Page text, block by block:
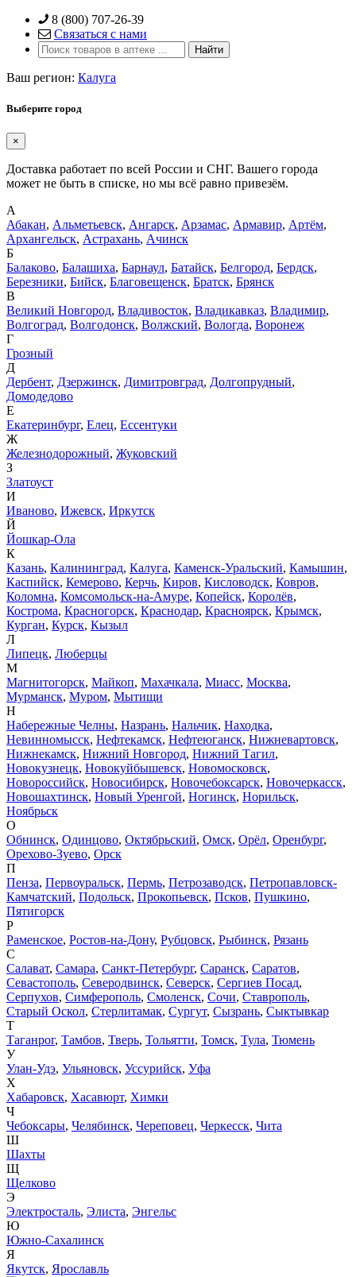
Skip
content
8 (800) 707-26-39
Связаться с нами
Ваш регион: Калуга
Выберите город
×
Доставка работает по всей России и СНГ. Вашего города
может не быть в списке, но мы всё равно привезём.
А
Абакан, Альметьевск, Ангарск, Арзамас, Армавир, Артём,
Архангельск, Астрахань, Ачинск
Б
Балаково, Балашиха, Барнаул, Батайск, Белгород, Бердск,
Березники, Бийск, Благовещенск, Братск, Брянск
В
Великий Новгород, Владивосток, Владикавказ, Владимир,
Волгоград, Волгодонск, Волжский, Вологда, Воронеж
Г
Грозный
Д
Дербент, Дзержинск, Димитровград, Долгопрудный,
Домодедово
Е
Екатеринбург, Елец, Ессентуки
Ж
Железнодорожный, Жуковский
З
Златоуст
И
Иваново, Ижевск, Иркутск
Й
Йошкар-Ола
К
Казань, Калининград, Калуга, Каменск-Уральский, Камышин,
Каспийск, Кемерово, Керчь, Киров, Кисловодск, Ковров,
Коломна, Комсомольск-на-Амуре, Копейск, Королёв,
Кострома, Красногорск, Краснодар, Красноярск, Крымск,
Курган, Курск, Кызыл
Л
Липецк, Люберцы
М
Магнитогорск, Майкоп, Махачкала, Миасс, Москва,
Мурманск, Муром, Мытищи
Н
Набережные Челны, Назрань, Нальчик, Находка,
Невинномысск, Нефтекамск, Нефтеюганск, Нижневартовск,
Нижнекамск, Нижний Новгород, Нижний Тагил,
Новокузнецк, Новокуйбышевск, Новомосковск,
Новороссийск, Новосибирск, Новочебоксарск, Новочеркасск,
Новошахтинск, Новый Уренгой, Ногинск, Норильск,
Ноябрьск
О
Обнинск, Одинцово, Октябрьский, Омск, Орёл, Оренбург,
Орехово-Зуево, Орск
П
Пенза, Первоуральск, Пермь, Петрозаводск, Петропавловск-
Камчатский, Подольск, Прокопьевск, Псков, Пушкино,
Пятигорск
Р
Раменское, Ростов-на-Дону, Рубцовск, Рыбинск, Рязань
С
Салават, Самара, Санкт-Петербург, Саранск, Саратов,
Севастополь, Северодвинск, Северск, Сергиев Посад,
Серпухов, Симферополь, Смоленск, Сочи, Ставрополь,
Старый Оскол, Стерлитамак, Сургут, Сызрань, Сыктывкар
Т
Таганрог, Тамбов, Тверь, Тольятти, Томск, Тула, Тюмень
У
Улан-Удэ, Ульяновск, Уссурийск, Уфа
Х
Хабаровск, Хасавюрт, Химки
Ч
Чебоксары, Челябинск, Череповец, Черкесск, Чита
Ш
Шахты
Щ
Щелково
Э
Электросталь, Элиста, Энгельс
Ю
Южно-Сахалинск
Я
Якутск, Ярославль